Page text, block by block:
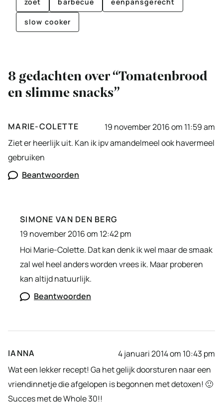
zoet barbecue eenpansgerecht
slow cooker
8 gedachten over “Tomatenbrood
en slimme snacks”
MARIE-COLETTE
19 november 2016 om 11:59 am
Ziet er heerlijk uit. Kan ik ipv amandelmeel ook havermeel
gebruiken
Beantwoorden
SIMONE VAN DEN BERG
19 november 2016 om 12:42 pm
Hoi Marie-Colette. Dat kan denk ik wel maar de smaak
zal wel heel anders worden vrees ik. Maar proberen
kan altijd natuurlijk.
Beantwoorden
IANNA
4 januari 2014 om 10:43 pm
Wat een lekker recept! Ga het gelijk doorsturen naar een
vriendinnetje die afgelopen is begonnen met detoxen! 🙂
Succes met de Whole 30!!